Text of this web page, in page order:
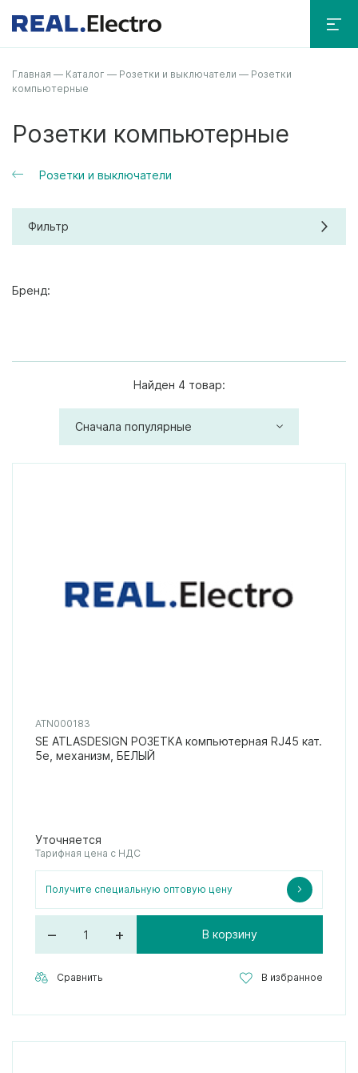
Главная — Каталог — Розетки и выключатели — Розетки
компьютерные
Розетки компьютерные
Розетки и выключатели
Фильтр
Бренд:
Найден 4 товар:
Сначала популярные
ATN000183
SE ATLASDESIGN РОЗЕТКА компьютерная RJ45 кат.
5e, механизм, БЕЛЫЙ
Уточняется
Тарифная цена с НДС
Получите специальную оптовую цену
– + В корзину
Сравнить В избранное